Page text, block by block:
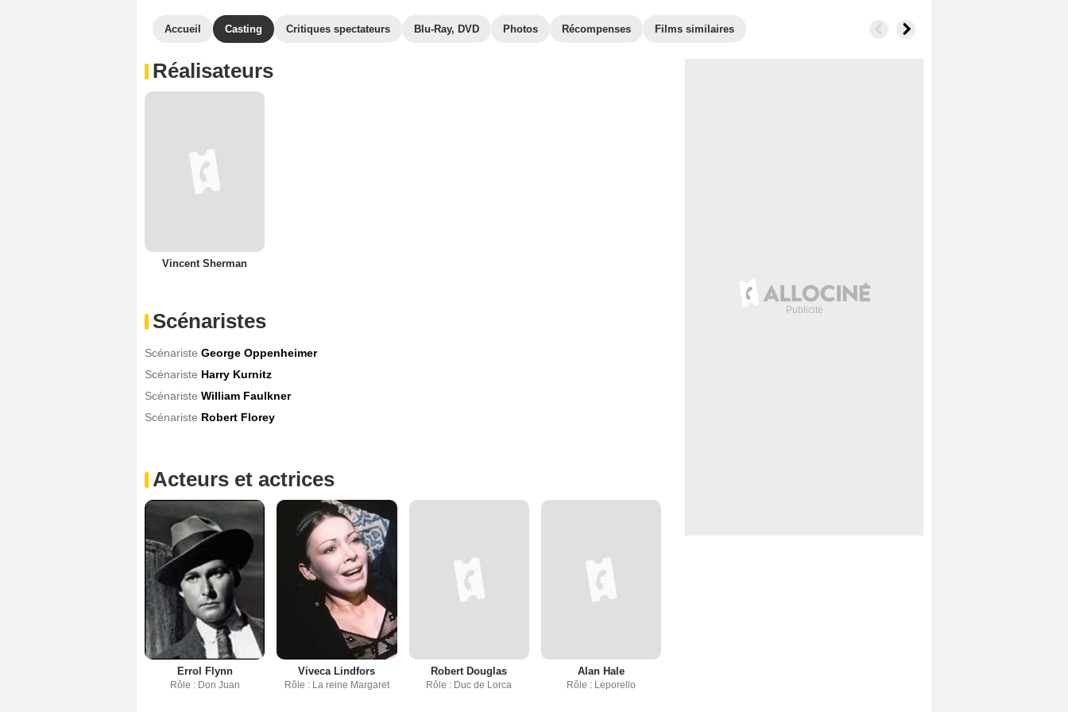
Accueil Casting Critiques spectateurs Blu-Ray, DVD Photos Récompenses Films similaires
Réalisateurs
Vincent Sherman
Scénaristes
Scénariste George Oppenheimer
Scénariste Harry Kurnitz
Scénariste William Faulkner
Scénariste Robert Florey
Acteurs et actrices
Errol Flynn
Rôle : Don Juan
Viveca Lindfors
Rôle : La reine Margaret
Robert Douglas
Rôle : Duc de Lorca
Alan Hale
Rôle : Leporello